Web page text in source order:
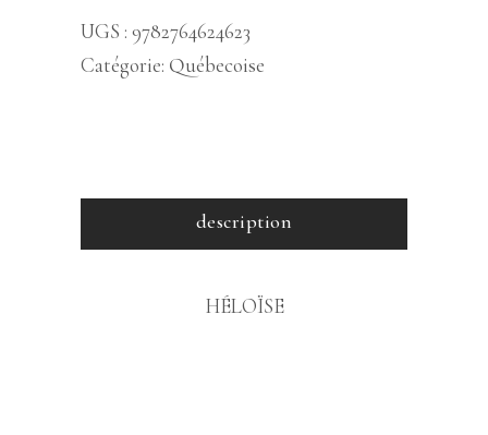
UGS : 9782764624623
Catégorie: Québecoise
description
HÉLOÏSE